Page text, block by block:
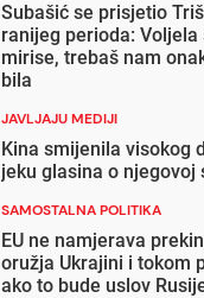
Subašić se prisjetio
ranijeg perioda: Voljela
mirise, trebaš nam
bila
JAVLJAJU MEDIJI
Kina smijenila visokog
jeku glasina o njegovoj
SAMOSTALNA POLITIKA
EU ne namjerava
oružja Ukrajini i tokom
ako to bude uslov